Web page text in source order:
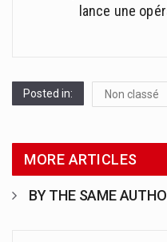
lance une
Posted in: Non classé
MORE ARTICLES
BY THE SAME